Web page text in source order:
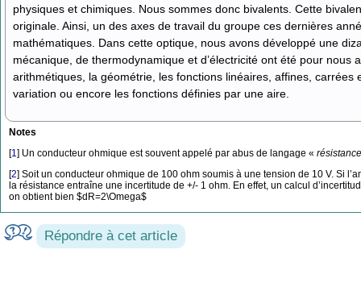
physiques et chimiques. Nous sommes donc bivalents. Cette
originale. Ainsi, un des axes de travail du groupe ces dernières
mathématiques. Dans cette optique, nous avons développé une
mécanique, de thermodynamique et d’électricité ont été pour
arithmétiques, la géométrie, les fonctions linéaires, affines,
variation ou encore les fonctions définies par une aire.
Notes
[1] Un conducteur ohmique est souvent appelé par abus de langage « résistance
[2] Soit un conducteur ohmique de 100 ohm soumis à une tension de 10 V. Si
la résistance entraîne une incertitude de +/- 1 ohm. En effet, un calcul
on obtient bien $dR=2\Omega$
Répondre à cet article